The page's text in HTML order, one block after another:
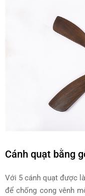
Cánh quạt bằng
Với 5 cánh quạt được
để chống cong vênh